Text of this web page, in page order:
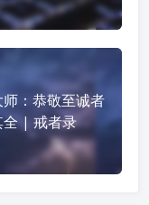
师：恭敬至诚者
全 | 戒者录